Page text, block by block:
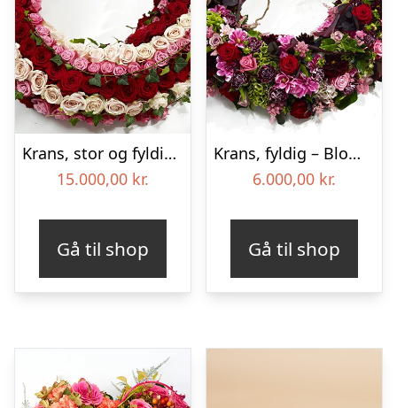
Krans, stor og fyldig – Blomster til begravelse
15.000,00 kr.
Gå til shop
Krans, fyldig – Blomster til begravelse
6.000,00 kr.
Gå til shop